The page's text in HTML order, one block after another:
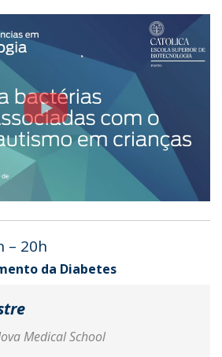
– 20h
da Diabetes
Medical School